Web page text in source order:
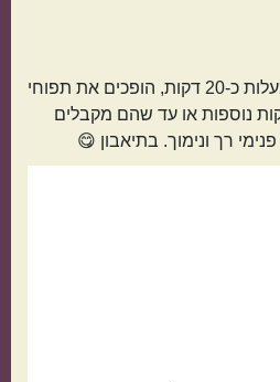
צולים בחום של 200 מעלות כ-20 דקות, הופכים את תפוחי
וצולים כ-20 דקות נוספות או עד שהם מקבלים
פנימי רך ונימוך. בתיאבון 😋
מתאימות כמתנה